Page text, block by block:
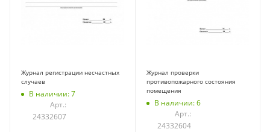
Журнал регистрации несчастных
случаев
В наличии: 7
Арт.:
24332607
Журнал проверки
противопожарного состояния
помещения
В наличии: 6
Арт.:
24332604